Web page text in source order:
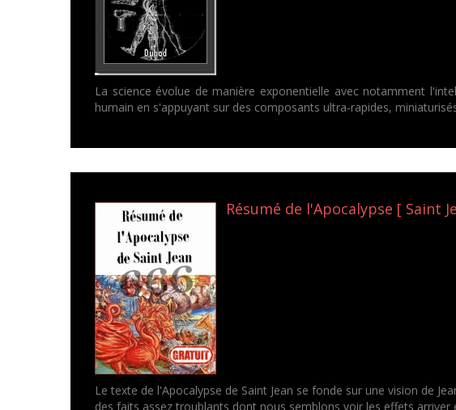
La science évolue de manière exponentielle avec notamment
humain en s'appuyant sur des composants ultra-rapides,
Résumé de l'Apocalypse [ Saint
Le texte de l'Apocalypse de Saint Jean se fonde sur une vision de
des faits assez troublants dont nous semblons voir les effets arriver